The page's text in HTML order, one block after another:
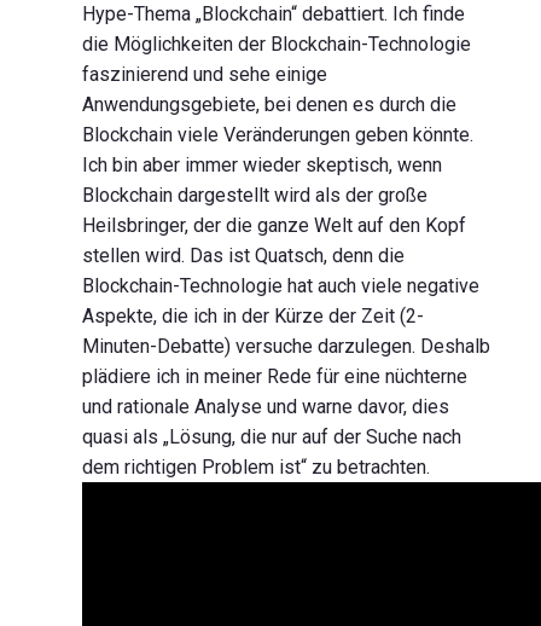
Hype-Thema „Blockchain“ debattiert. Ich finde
die Möglichkeiten der Blockchain-Technologie
faszinierend und sehe einige
Anwendungsgebiete, bei denen es durch die
Blockchain viele Veränderungen geben könnte.
Ich bin aber immer wieder skeptisch, wenn
Blockchain dargestellt wird als der große
Heilsbringer, der die ganze Welt auf den Kopf
stellen wird. Das ist Quatsch, denn die
Blockchain-Technologie hat auch viele negative
Aspekte, die ich in der Kürze der Zeit (2-
Minuten-Debatte) versuche darzulegen. Deshalb
plädiere ich in meiner Rede für eine nüchterne
und rationale Analyse und warne davor, dies
quasi als „Lösung, die nur auf der Suche nach
dem richtigen Problem ist“ zu betrachten.